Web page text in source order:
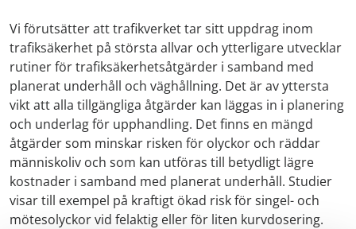
Vi förutsätter att trafikverket tar sitt uppdrag inom
trafiksäkerhet på största allvar och ytterligare utvecklar
rutiner för trafiksäkerhetsåtgärder i samband med
planerat underhåll och väghållning. Det är av yttersta
vikt att alla tillgängliga åtgärder kan läggas in i planering
och underlag för upphandling. Det finns en mängd
åtgärder som minskar risken för olyckor och räddar
människoliv och som kan utföras till betydligt lägre
kostnader i samband med planerat underhåll. Studier
visar till exempel på kraftigt ökad risk för singel- och
mötesolyckor vid felaktig eller för liten kurvdosering.